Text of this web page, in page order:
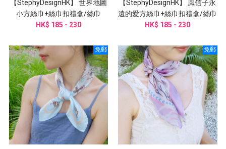
【StephyDesignHK】 世界地圖
小方絲巾+絲巾扣禮盒/絲巾
HK$ 185 - 230
【StephyDesignHK】 風信子永
遠的愛方絲巾+絲巾扣禮盒/絲巾
HK$ 185 - 230
免郵 免郵